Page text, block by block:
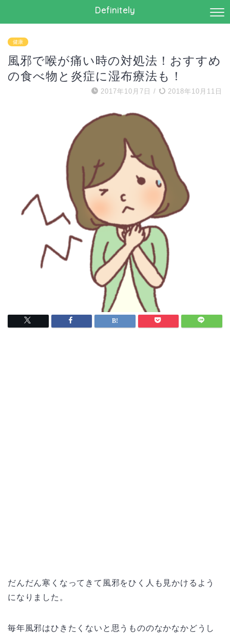
Definitely
健康
風邪で喉が痛い時の対処法！おすすめ
の食べ物と炎症に湿布療法も！
2017年10月7日 / 2018年10月11日
だんだん寒くなってきて風邪をひく人も見かけるよう
になりました。
毎年風邪はひきたくないと思うもののなかなかどうし